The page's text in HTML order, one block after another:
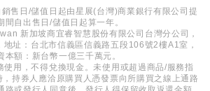
售日/儲值日起由星展(台灣)商業銀行有限公司提
自出售日/儲值日起算一年。
新加坡商宜睿智慧股份有限公司台灣分公司，
址：台北市信義區信義路五段106號2樓A1室，
額：新台幣一億三千萬元。
使用，不得兌換現金。未使用或超過商品/服務指
持券人應洽原購買人憑發票向所購買之線上通路